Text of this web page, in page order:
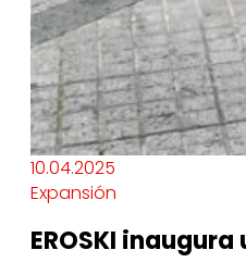
10.04.2025
Expansión
EROSKI